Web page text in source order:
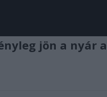
jön a nyár